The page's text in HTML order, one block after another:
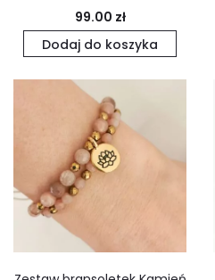
99.00 zł
Dodaj do koszyka